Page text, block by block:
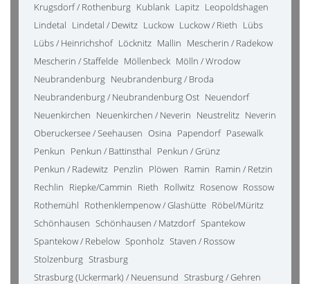
Krugsdorf / Rothenburg Kublank Lapitz Leopoldshagen
Lindetal Lindetal / Dewitz Luckow Luckow / Rieth Lübs
Lübs / Heinrichshof Löcknitz Mallin Mescherin / Radekow
Mescherin / Staffelde Möllenbeck Mölln / Wrodow
Neubrandenburg Neubrandenburg / Broda
Neubrandenburg / Neubrandenburg Ost Neuendorf
Neuenkirchen Neuenkirchen / Neverin Neustrelitz Neverin
Oberuckersee / Seehausen Osina Papendorf Pasewalk
Penkun Penkun / Battinsthal Penkun / Grünz
Penkun / Radewitz Penzlin Plöwen Ramin Ramin / Retzin
Rechlin Riepke/Cammin Rieth Rollwitz Rosenow Rossow
Rothemühl Rothenklempenow / Glashütte Röbel/Müritz
Schönhausen Schönhausen / Matzdorf Spantekow
Spantekow / Rebelow Sponholz Staven / Rossow
Stolzenburg Strasburg
Strasburg (Uckermark) / Neuensund Strasburg / Gehren